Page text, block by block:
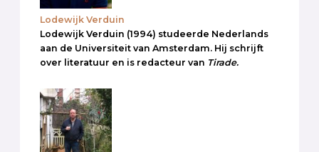
Lodewijk Verduin
Lodewijk Verduin (1994) studeerde Nederlands
aan de Universiteit van Amsterdam. Hij schrijft
over literatuur en is redacteur van Tirade.